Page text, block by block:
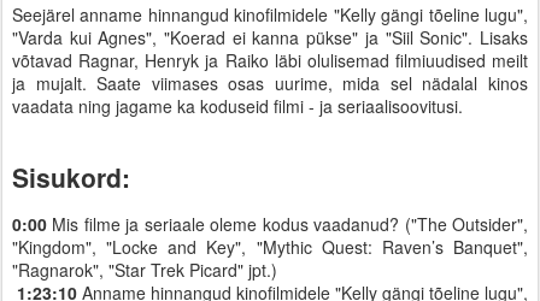
Seejärel anname hinnangud kinofilmidele "Kelly gängi tõeline lugu",
"Varda kui Agnes", "Koerad ei kanna pükse" ja "Siil Sonic". Lisaks
võtavad Ragnar, Henryk ja Raiko läbi olulisemad filmiuudised meilt
ja mujalt. Saate viimases osas uurime, mida sel nädalal kinos
vaadata ning jagame ka koduseid filmi - ja seriaalisoovitusi.
Sisukord:
0:00 Mis filme ja seriaale oleme kodus vaadanud? ("The Outsider",
"Kingdom", "Locke and Key", "Mythic Quest: Raven’s Banquet",
"Ragnarok", "Star Trek Picard" jpt.)
1:23:10 Anname hinnangud kinofilmidele "Kelly gängi tõeline lugu",